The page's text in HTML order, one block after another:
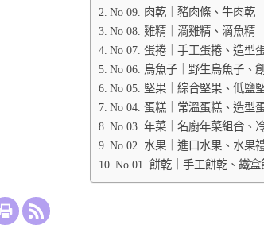
No 09. 肉乾｜豬肉條、牛肉乾
No 08. 雞精｜滴雞精、滴魚精
No 07. 蛋捲｜手工蛋捲、造型
No 06. 烏魚子｜野生烏魚子、
No 05. 堅果｜綜合堅果、低鹽
No 04. 蛋糕｜常溫蛋糕、造型
No 03. 年菜｜名廚年菜組合、
No 02. 水果｜進口水果、水果
No 01. 餅乾｜手工餅乾、鐵盒